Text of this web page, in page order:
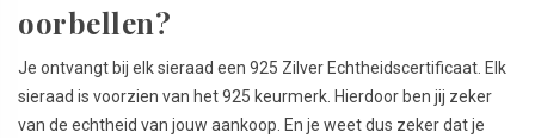
oorbellen?
Je ontvangt bij elk sieraad een 925 Zilver Echtheidscertificaat. Elk
sieraad is voorzien van het 925 keurmerk. Hierdoor ben jij zeker
van de echtheid van jouw aankoop. En je weet dus zeker dat je